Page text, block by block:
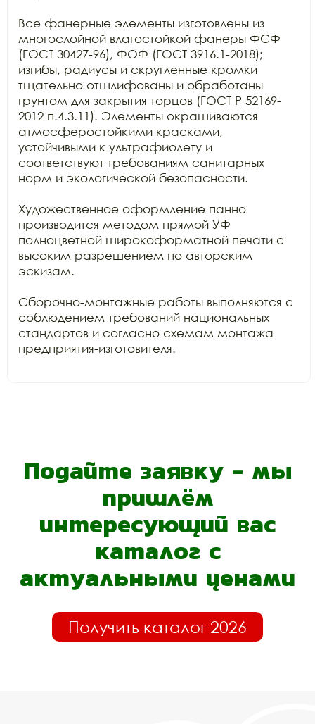
Все фанерные элементы изготовлены из
многослойной влагостойкой фанеры ФСФ
(ГОСТ 30427-96), ФОФ (ГОСТ 3916.1-2018);
изгибы, радиусы и скругленные кромки
тщательно отшлифованы и обработаны
грунтом для закрытия торцов (ГОСТ Р 52169-
2012 п.4.3.11). Элементы окрашиваются
атмосферостойкими красками,
устойчивыми к ультрафиолету и
соответствуют требованиям санитарных
норм и экологической безопасности.
Художественное оформление панно
производится методом прямой УФ
полноцветной широкоформатной печати с
высоким разрешением по авторским
эскизам.
Сборочно-монтажные работы выполняются с
соблюдением требований национальных
стандартов и согласно схемам монтажа
предприятия-изготовителя.
Подайте заявку - мы
пришлём
интересующий вас
каталог с
актуальными ценами
Получить каталог 2026